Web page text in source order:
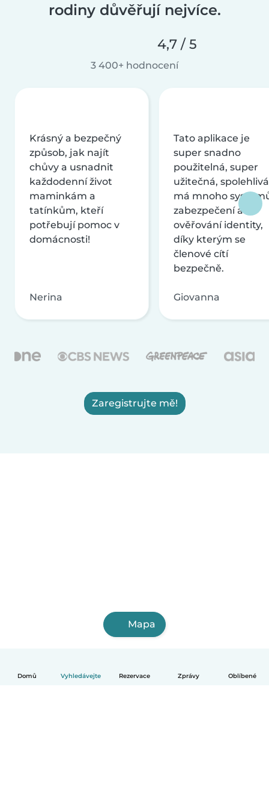
Domů Vyhledávejte Rezervace Zprávy Oblíbené
rodiny důvěřují nejvíce.
4,7 / 5
3 400+ hodnocení
Krásný a bezpečný
způsob, jak najít
chůvy a usnadnit
každodenní život
maminkám a
tatínkům, kteří
potřebují pomoc v
domácnosti!
Nerina
Tato aplikace je
super snadno
použitelná, super
užitečná,
má mnoho
zabezpečení a
ověřování identity,
díky kterým se
členové cítí
bezpečně.
Giovanna
Zaregistrujte mě!
Mapa